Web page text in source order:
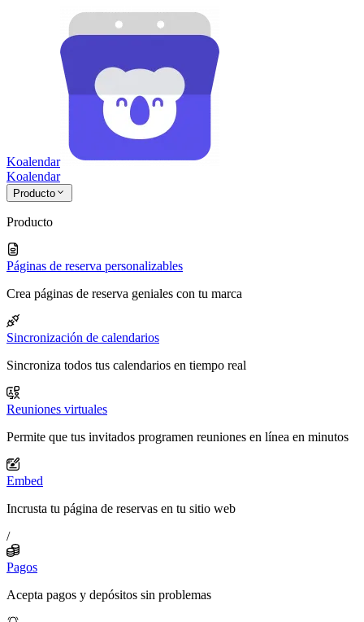
Koalendar
Koalendar
Producto
Producto
Páginas de reserva personalizables
Crea páginas de reserva geniales con tu marca
Sincronización de calendarios
Sincroniza todos tus calendarios en tiempo real
Reuniones virtuales
Permite que tus invitados programen reuniones en línea en minutos
Embed
Incrusta tu página de reservas en tu sitio web
/
Pagos
Acepta pagos y depósitos sin problemas